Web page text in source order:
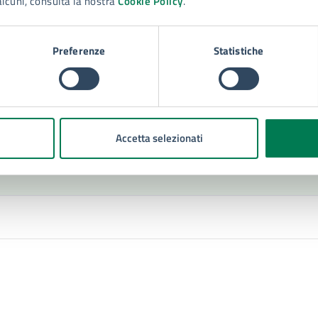
Preferenze Statistiche
Accetta selezionati
Contenuti correlati